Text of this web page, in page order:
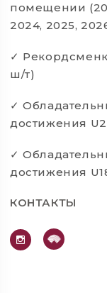
помещении
2024, 2025,
✓
ш/т)
✓
достижения
✓
достижения
КОНТАКТЫ